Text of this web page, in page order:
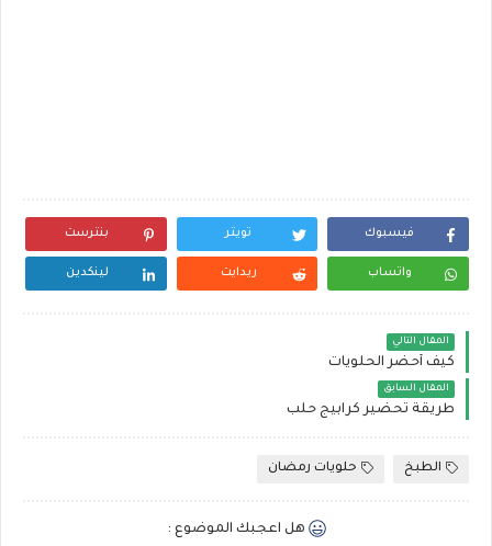
فيسبوك تويتر بنترست
واتساب ريدايت لينكدين
المقال التالي
كيف أحضر الحلويات
المقال السابق
طريقة تحضير كرابيج حلب
الطبخ حلويات رمضان
هل اعجبك الموضوع :